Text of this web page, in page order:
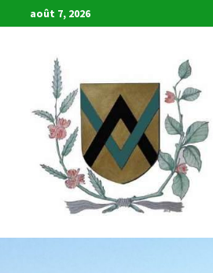
Passer
au
août 7, 2026